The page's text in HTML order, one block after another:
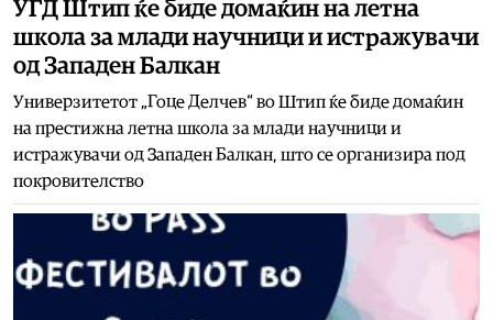
УГД Штип ќе биде домаќин на летна
школа за млади научници и истражувачи
од Западен Балкан
Универзитетот „Гоце Делчев“ во Штип ќе биде домаќин
на престижна летна школа за млади научници и
истражувачи од Западен Балкан, што се организира под
покровителство